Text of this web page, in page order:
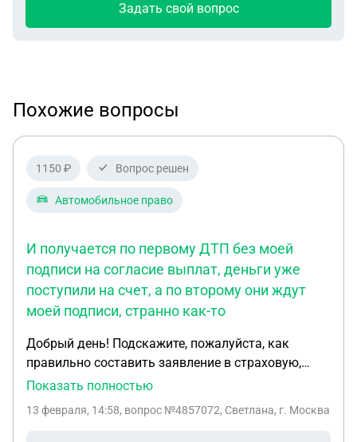
Задать свой вопрос
Похожие вопросы
1150 ₽ Вопрос решен
Автомобильное право
И получается по первому ДТП без моей
подписи на согласие выплат, деньги уже
поступили на счет, а по второму они ждут
моей подписи, странно как-то
Добрый день! Подскажите, пожалуйста, как
правильно составить заявление в страховую,
хочу изменить форму возмещения с денежной
страховой компании. 25.01.26 попала в ДТП
Показать полностью
13 февраля, 14:58, вопрос №4857072, Светлана, г. Москва